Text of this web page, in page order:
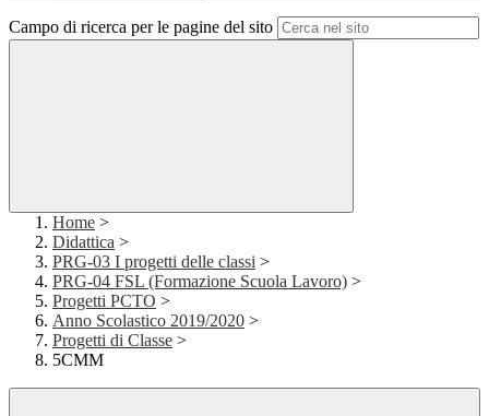
Campo di ricerca per le pagine del sito
Home >
Didattica >
PRG-03 I progetti delle classi >
PRG-04 FSL (Formazione Scuola Lavoro) >
Progetti PCTO >
Anno Scolastico 2019/2020 >
Progetti di Classe >
5CMM